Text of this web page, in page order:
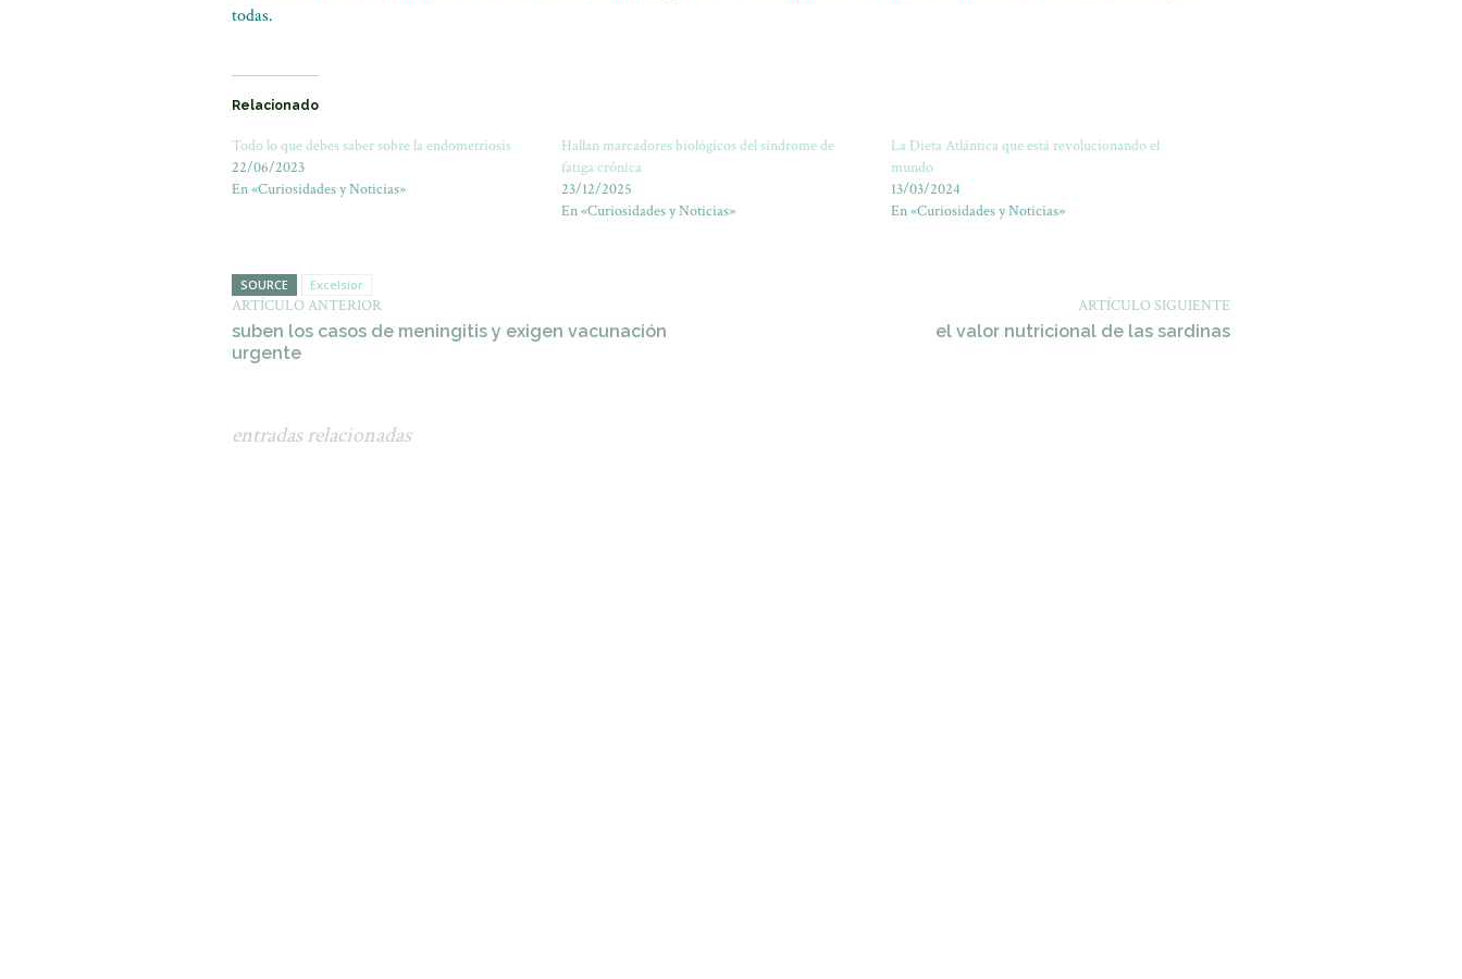
todas.
Relacionado
Todo lo que debes saber sobre la endometriosis
22/06/2023
En «Curiosidades y Noticias»
Hallan marcadores biológicos del síndrome de
fatiga crónica
23/12/2025
En «Curiosidades y Noticias»
La Dieta Atlántica que está revolucionando el
mundo
13/03/2024
En «Curiosidades y Noticias»
SOURCE Excelsior
ARTÍCULO ANTERIOR
suben los casos de meningitis y exigen vacunación
urgente
ARTÍCULO SIGUIENTE
el valor nutricional de las sardinas
entradas relacionadas